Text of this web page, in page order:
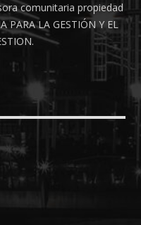
comunitaria propiedad
PARA LA GESTIÓN Y EL